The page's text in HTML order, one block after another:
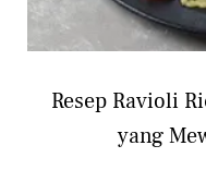
Resep Ravioli
yang